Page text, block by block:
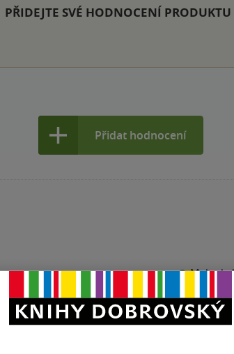
PŘIDEJTE SVÉ HODNOCENÍ PRODUKTU
Přidat hodnocení